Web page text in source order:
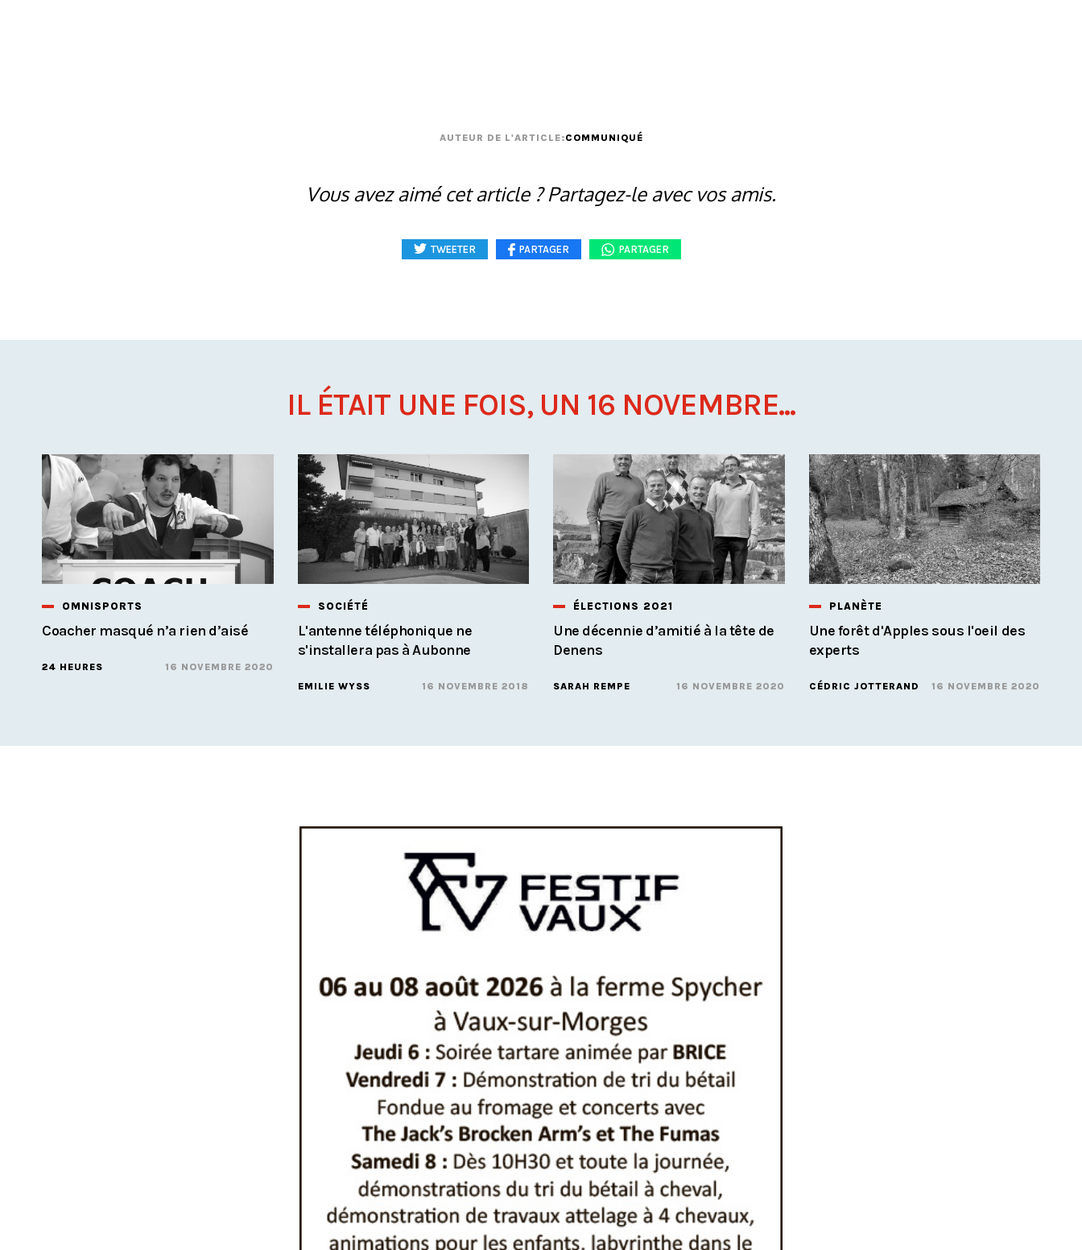
AUTEUR DE L'ARTICLE:COMMUNIQUÉ
Vous avez aimé cet article ? Partagez-le avec vos amis.
TWEETER PARTAGER PARTAGER
IL ÉTAIT UNE FOIS, UN 16 NOVEMBRE...
OMNISPORTS
Coacher masqué n’a rien d’aisé
24 HEURES 16 NOVEMBRE 2020
SOCIÉTÉ
L'antenne téléphonique ne
s'installera pas à Aubonne
EMILIE WYSS 16 NOVEMBRE 2018
ÉLECTIONS 2021
Une décennie d’amitié à la tête de
Denens
SARAH REMPE 16 NOVEMBRE 2020
PLANÈTE
Une forêt d'Apples sous l'oeil des
experts
CÉDRIC JOTTERAND 16 NOVEMBRE 2020